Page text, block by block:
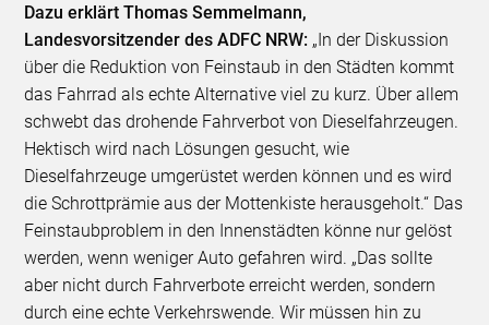
Dazu erklärt Thomas Semmelmann,
Landesvorsitzender des ADFC NRW: „In der Diskussion
über die Reduktion von Feinstaub in den Städten kommt
das Fahrrad als echte Alternative viel zu kurz. Über allem
schwebt das drohende Fahrverbot von Dieselfahrzeugen.
Hektisch wird nach Lösungen gesucht, wie
Dieselfahrzeuge umgerüstet werden können und es wird
die Schrottprämie aus der Mottenkiste herausgeholt.“ Das
Feinstaubproblem in den Innenstädten könne nur gelöst
werden, wenn weniger Auto gefahren wird. „Das sollte
aber nicht durch Fahrverbote erreicht werden, sondern
durch eine echte Verkehrswende. Wir müssen hin zu